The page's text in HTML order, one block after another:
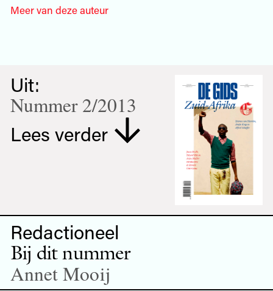
Meer van deze auteur
Uit:
Nummer 2/2013
Lees verder
Redactioneel
Bij dit nummer
Annet Mooij